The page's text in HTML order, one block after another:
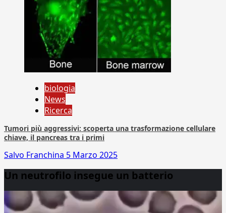
biologia
News
Ricerca
Tumori più aggressivi: scoperta una trasformazione cellulare
chiave, il pancreas tra i primi
Salvo Franchina 5 Marzo 2025
Un neutrofilo insegue un batterio
Player